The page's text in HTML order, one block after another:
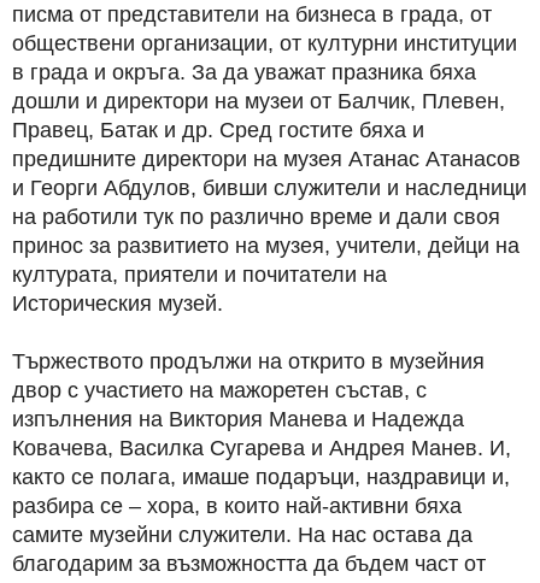
писма от представители на бизнеса в града, от
обществени организации, от културни институции
в града и окръга. За да уважат празника бяха
дошли и директори на музеи от Балчик, Плевен,
Правец, Батак и др. Сред гостите бяха и
предишните директори на музея Атанас Атанасов
и Георги Абдулов, бивши служители и наследници
на работили тук по различно време и дали своя
принос за развитието на музея, учители, дейци на
културата, приятели и почитатели на
Историческия музей.
Тържеството продължи на открито в музейния
двор с участието на мажоретен състав, с
изпълнения на Виктория Манева и Надежда
Ковачева, Василка Сугарева и Андрея Манев. И,
както се полага, имаше подаръци, наздравици и,
разбира се – хора, в които най-активни бяха
самите музейни служители. На нас остава да
благодарим за възможността да бъдем част от